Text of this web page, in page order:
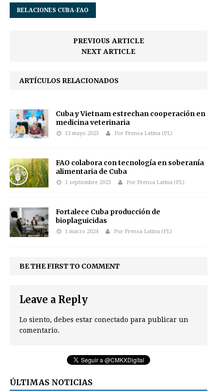
RELACIONES CUBA-FAO
PREVIOUS ARTICLE
NEXT ARTICLE
ARTÍCULOS RELACIONADOS
Cuba y Vietnam estrechan cooperación en
medicina veterinaria
13 mayo 2023 Por Prensa Latina (PL)
FAO colabora con tecnología en soberanía
alimentaria de Cuba
1 septiembre 2023 Por Prensa Latina (PL)
Fortalece Cuba producción de
bioplaguicidas
1 marzo 2024 Por Prensa Latina (PL)
BE THE FIRST TO COMMENT
Leave a Reply
Lo siento, debes estar conectado para publicar un
comentario.
ÚLTIMAS NOTICIAS